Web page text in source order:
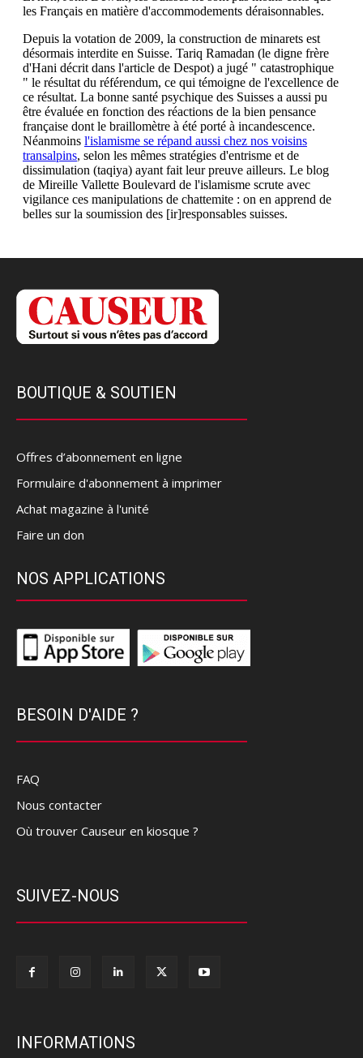
BOUTIQUE & SOUTIEN
Offres d’abonnement en ligne
Formulaire d'abonnement à imprimer
Achat magazine à l'unité
Faire un don
NOS APPLICATIONS
BESOIN D'AIDE ?
FAQ
Nous contacter
Où trouver Causeur en kiosque ?
SUIVEZ-NOUS
INFORMATIONS